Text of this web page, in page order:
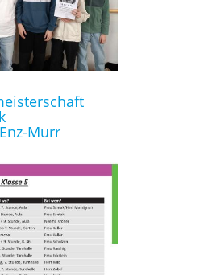
Murr